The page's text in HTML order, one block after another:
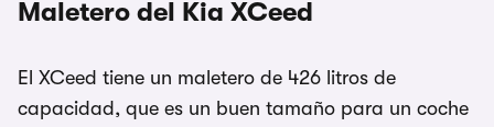
Maletero del Kia XCeed
El XCeed tiene un maletero de 426 litros de
capacidad, que es un buen tamaño para un coche